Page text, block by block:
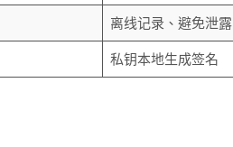
离线记录、避免泄露
私钥本地生成签名